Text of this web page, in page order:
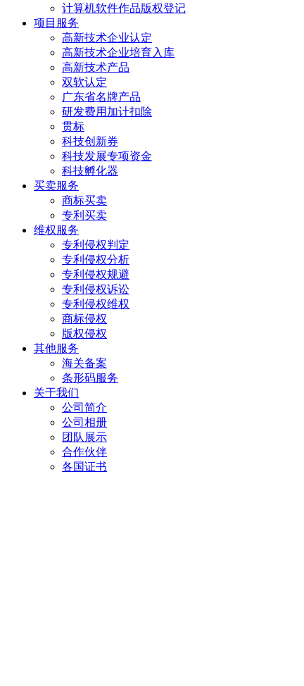
计算机软件作品版权登记
项目服务
高新技术企业认定
高新技术企业培育入库
高新技术产品
双软认定
广东省名牌产品
研发费用加计扣除
贯标
科技创新券
科技发展专项资金
科技孵化器
买卖服务
商标买卖
专利买卖
维权服务
专利侵权判定
专利侵权分析
专利侵权规避
专利侵权诉讼
专利侵权维权
商标侵权
版权侵权
其他服务
海关备案
条形码服务
关于我们
公司简介
公司相册
团队展示
合作伙伴
各国证书